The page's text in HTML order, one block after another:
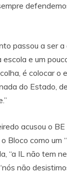
passou a ser
escola e um
é colocar o
do Estado,
acusou o
Bloco como um
“a IL não tem
não